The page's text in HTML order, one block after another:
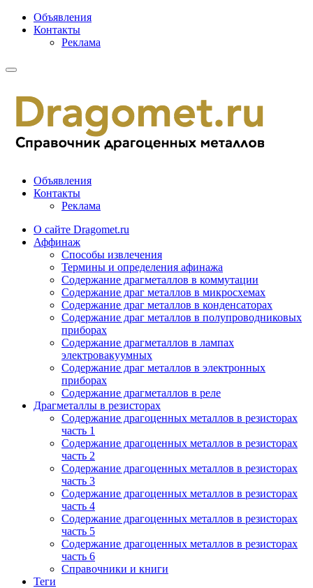
Объявления
Контакты
Реклама
Объявления
Контакты
Реклама
О сайте Dragomet.ru
Аффинаж
Способы извлечения
Термины и определения афинажа
Содержание драгметаллов в коммутации
Содержание драг металлов в микросхемах
Содержание драг металлов в конденсаторах
Содержание драг металлов в полупроводниковых
приборах
Содержание драгметаллов в лампах
электровакуумных
Содержание драг металлов в электронных
приборах
Содержание драгметаллов в реле
Драгметаллы в резисторах
Содержание драгоценных металлов в резисторах
часть 1
Содержание драгоценных металлов в резисторах
часть 2
Содержание драгоценных металлов в резисторах
часть 3
Содержание драгоценных металлов в резисторах
часть 4
Содержание драгоценных металлов в резисторах
часть 5
Содержание драгоценных металлов в резисторах
часть 6
Справочники и книги
Теги